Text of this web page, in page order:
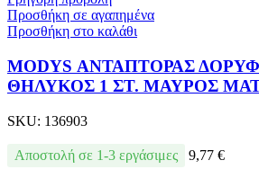
Προσθήκη σε αγαπημένα
Προσθήκη στο καλάθι
MODYS ΑΝΤΑΠΤΟΡΑΣ
ΘΗΛΥΚΟΣ 1 ΣΤ. ΜΑΥΡΟΣ ΜΑΤ
SKU: 136903
Αποστολή σε 1-3 εργάσιμες 9,77 €